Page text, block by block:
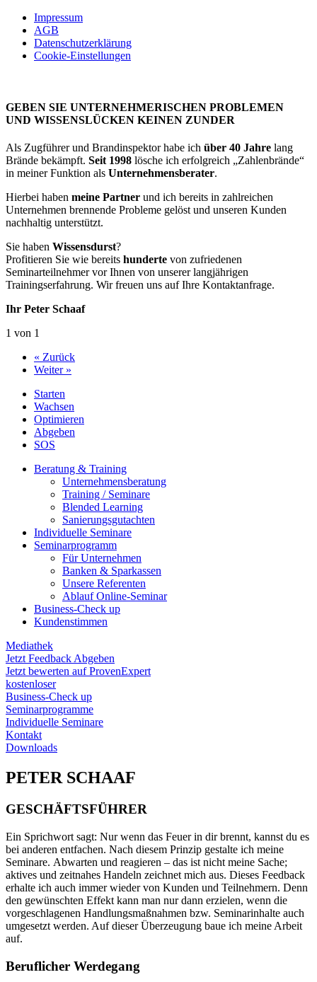
Impressum
AGB
Datenschutzerklärung
Cookie-Einstellungen
GEBEN SIE UNTERNEHMERISCHEN PROBLEMEN
UND WISSENSLÜCKEN KEINEN ZUNDER
Als Zugführer und Brandinspektor habe ich über 40 Jahre lang
Brände bekämpft. Seit 1998 lösche ich erfolgreich „Zahlenbrände“
in meiner Funktion als Unternehmensberater.
Hierbei haben meine Partner und ich bereits in zahlreichen
Unternehmen brennende Probleme gelöst und unseren Kunden
nachhaltig unterstützt.
Sie haben Wissensdurst?
Profitieren Sie wie bereits hunderte von zufriedenen
Seminarteilnehmer vor Ihnen von unserer langjährigen
Trainingserfahrung. Wir freuen uns auf Ihre Kontaktanfrage.
Ihr Peter Schaaf
1 von 1
« Zurück
Weiter »
Starten
Wachsen
Optimieren
Abgeben
SOS
Beratung & Training
Unternehmens­beratung
Training / Seminare
Blended Learning
Sanierungs­gutachten
Individuelle Seminare
Seminarprogramm
Für Unternehmen
Banken & Sparkassen
Unsere Referenten
Ablauf Online-Seminar
Business-Check up
Kundenstimmen
Mediathek
Jetzt Feedback Abgeben
Jetzt bewerten auf ProvenExpert
kostenloser
Business-Check up
Seminarprogramme
Individuelle Seminare
Kontakt
Downloads
PETER SCHAAF
GESCHÄFTSFÜHRER
Ein Sprichwort sagt: Nur wenn das Feuer in dir brennt, kannst du es
bei anderen entfachen. Nach diesem Prinzip gestalte ich meine
Seminare. Abwarten und reagieren – das ist nicht meine Sache;
aktives und zeitnahes Handeln zeichnet mich aus. Dieses Feedback
erhalte ich auch immer wieder von Kunden und Teilnehmern. Denn
den gewünschten Effekt kann man nur dann erzielen, wenn die
vorgeschlagenen Handlungsmaßnahmen bzw. Seminarinhalte auch
umgesetzt werden. Auf dieser Überzeugung baue ich meine Arbeit
auf.
Beruflicher Werdegang